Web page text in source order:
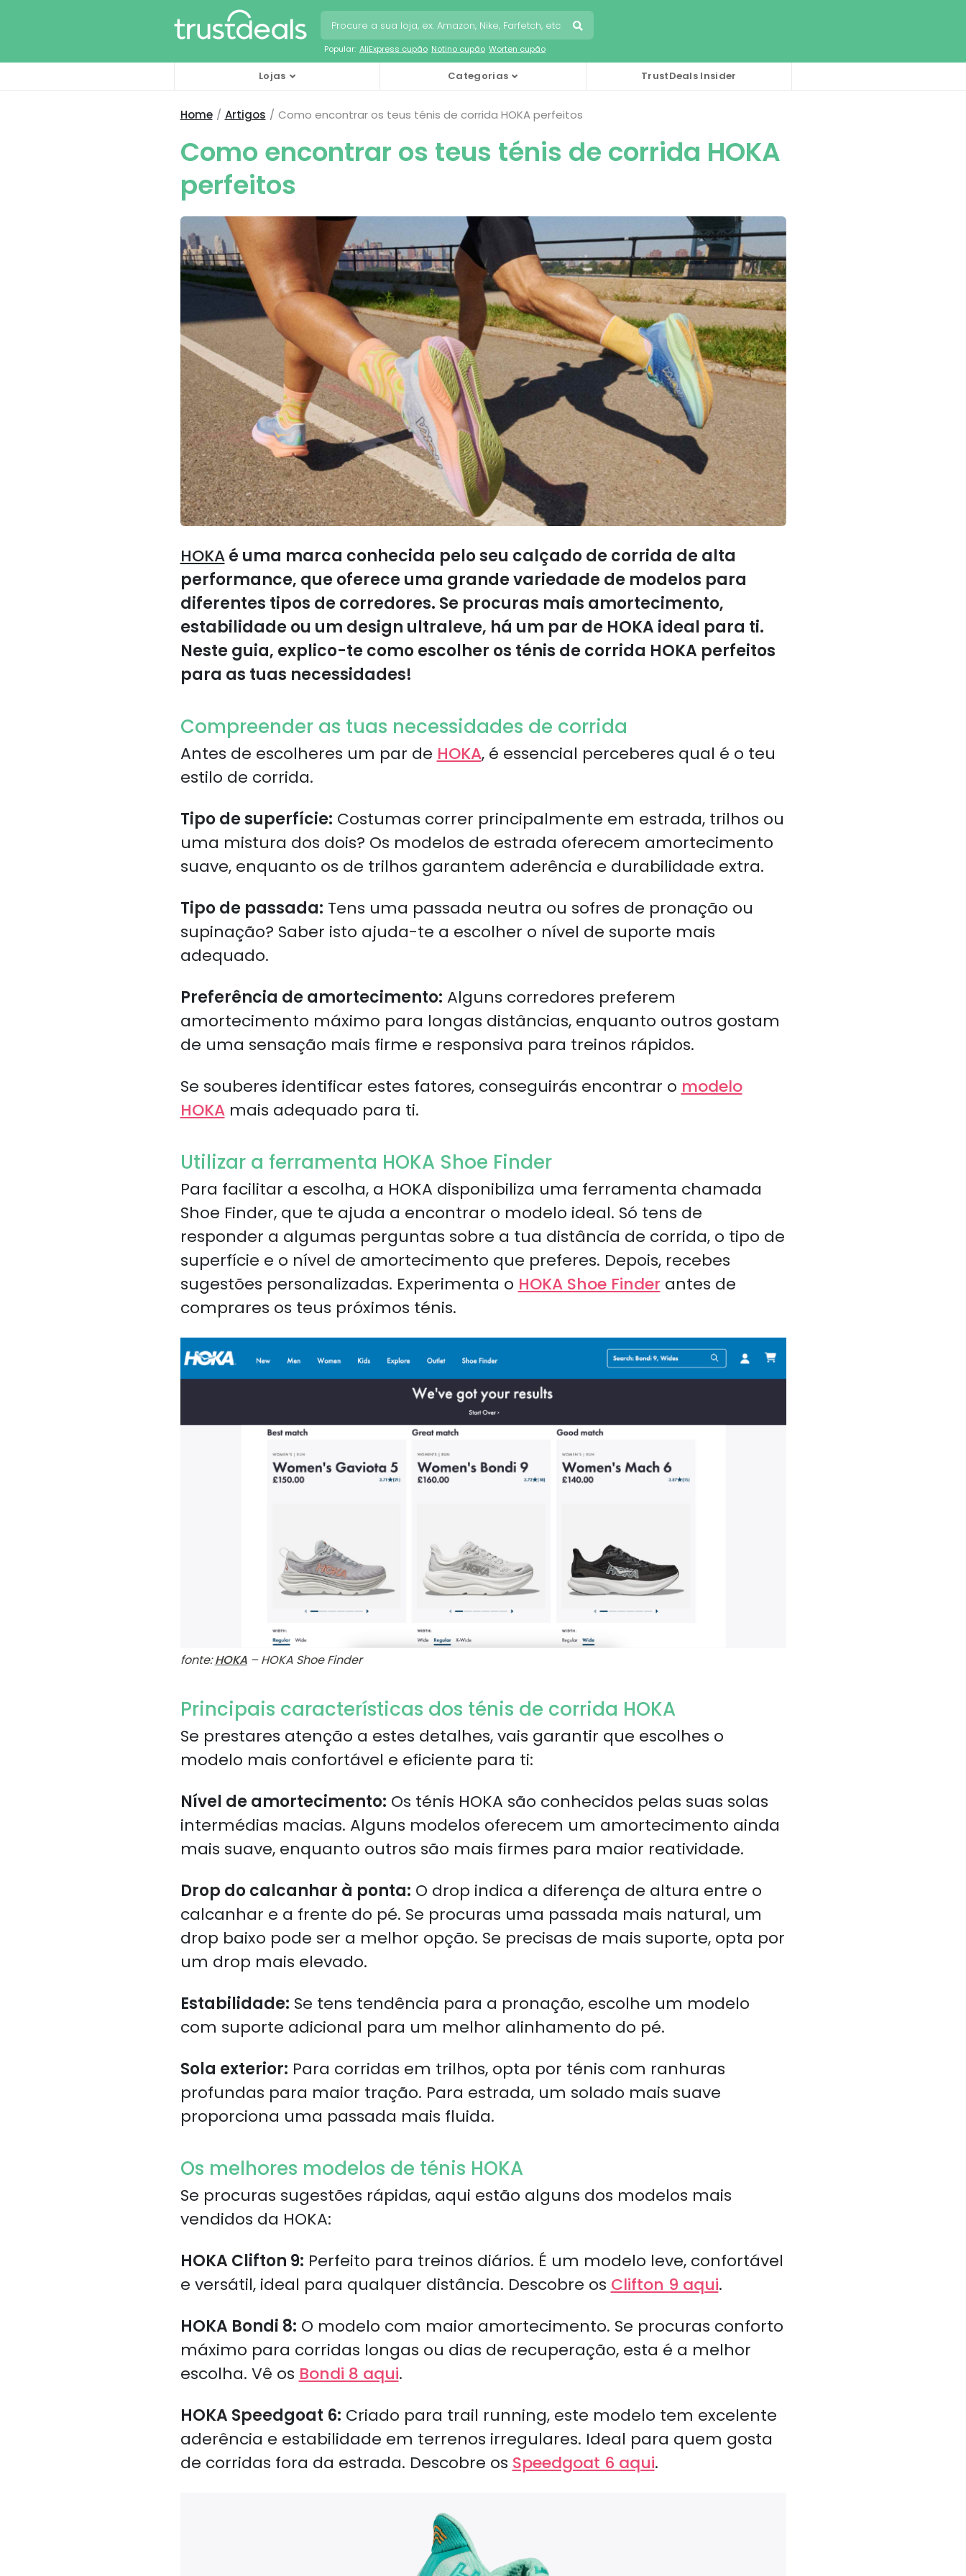
Popular: AliExpress cupão Notino cupão Worten cupão
Lojas Categorias TrustDeals Insider
Home Artigos Como encontrar os teus ténis de corrida HOKA perfeitos
Como encontrar os teus ténis de corrida HOKA
perfeitos
HOKAé uma marca conhecida pelo seu calçado de corrida de alta
performance, que oferece uma grande variedade de modelos para
diferentes tipos de corredores. Se procuras mais amortecimento,
estabilidade ou um design ultraleve, há um par de HOKA ideal para ti.
Neste guia, explico-te como escolher os ténis de corrida HOKA perfeitos
para as tuas necessidades!
Compreender as tuas necessidades de corrida
Antes de escolheres um par de HOKA, é essencial perceberes qual é o teu
estilo de corrida.
Tipo de superfície: Costumas correr principalmente em estrada, trilhos ou
uma mistura dos dois? Os modelos de estrada oferecem amortecimento
suave, enquanto os de trilhos garantem aderência e durabilidade extra.
Tipo de passada: Tens uma passada neutra ou sofres de pronação ou
supinação? Saber isto ajuda-te a escolher o nível de suporte mais
adequado.
Preferência de amortecimento: Alguns corredores preferem
amortecimento máximo para longas distâncias, enquanto outros gostam
de uma sensação mais firme e responsiva para treinos rápidos.
Se souberes identificar estes fatores, conseguirás encontrar o modelo
HOKAmais adequado para ti.
Utilizar a ferramenta HOKA Shoe Finder
Para facilitar a escolha, a HOKA disponibiliza uma ferramenta chamada
Shoe Finder, que te ajuda a encontrar o modelo ideal. Só tens de
responder a algumas perguntas sobre a tua distância de corrida, o tipo de
superfície e o nível de amortecimento que preferes. Depois, recebes
sugestões personalizadas. Experimenta o HOKA Shoe Finder antes de
comprares os teus próximos ténis.
fonte:HOKA– HOKA Shoe Finder
Principais características dos ténis de corrida HOKA
Se prestares atenção a estes detalhes, vais garantir que escolhes o
modelo mais confortável e eficiente para ti:
Nível de amortecimento: Os ténis HOKA são conhecidos pelas suas solas
intermédias macias. Alguns modelos oferecem um amortecimento ainda
mais suave, enquanto outros são mais firmes para maior reatividade.
Drop do calcanhar à ponta: O drop indica a diferença de altura entre o
calcanhar e a frente do pé. Se procuras uma passada mais natural, um
drop baixo pode ser a melhor opção. Se precisas de mais suporte, opta por
um drop mais elevado.
Estabilidade: Se tens tendência para a pronação, escolhe um modelo
com suporte adicional para um melhor alinhamento do pé.
Sola exterior: Para corridas em trilhos, opta por ténis com ranhuras
profundas para maior tração. Para estrada, um solado mais suave
proporciona uma passada mais fluida.
Os melhores modelos de ténis HOKA
Se procuras sugestões rápidas, aqui estão alguns dos modelos mais
vendidos da HOKA:
HOKA Clifton 9: Perfeito para treinos diários. É um modelo leve, confortável
e versátil, ideal para qualquer distância. Descobre os Clifton 9 aqui.
HOKA Bondi 8: O modelo com maior amortecimento. Se procuras conforto
máximo para corridas longas ou dias de recuperação, esta é a melhor
escolha. Vê os Bondi 8 aqui.
HOKA Speedgoat 6: Criado para trail running, este modelo tem excelente
aderência e estabilidade em terrenos irregulares. Ideal para quem gosta
de corridas fora da estrada. Descobre os Speedgoat 6 aqui.